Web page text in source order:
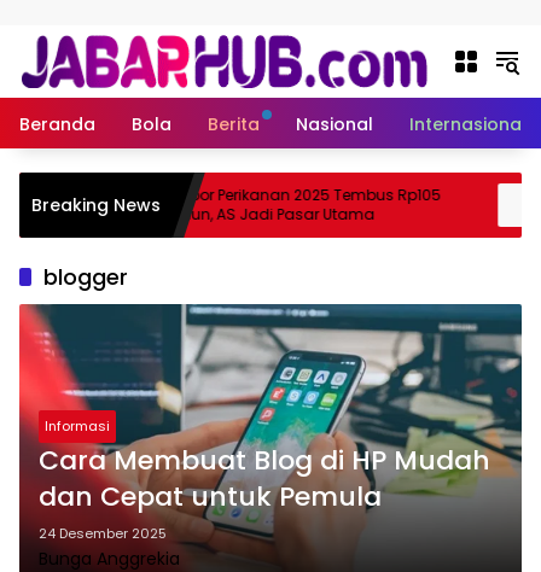
Beranda Bola Berita Nasional Internasional
Breaking NewsEkspor Perikanan 2025 Tembus Rp105
Triliun, AS Jadi Pasar Utama
blogger
Informasi
Cara Membuat Blog di HP Mudah
dan Cepat untuk Pemula
24 Desember 2025
Bunga Anggrekia